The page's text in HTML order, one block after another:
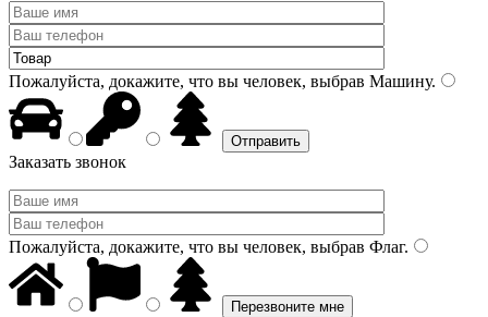
Пожалуйста, докажите, что вы человек, выбрав Машину.
Заказать звонок
Пожалуйста, докажите, что вы человек, выбрав Флаг.